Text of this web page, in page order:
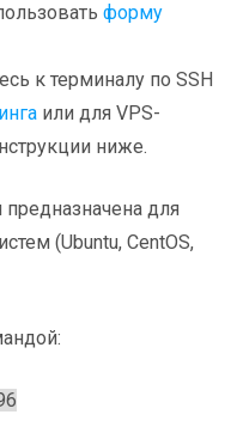
форму
к терминалу по SSH
или для VPS-
ниже.
предназначена для
(Ubuntu, CentOS,